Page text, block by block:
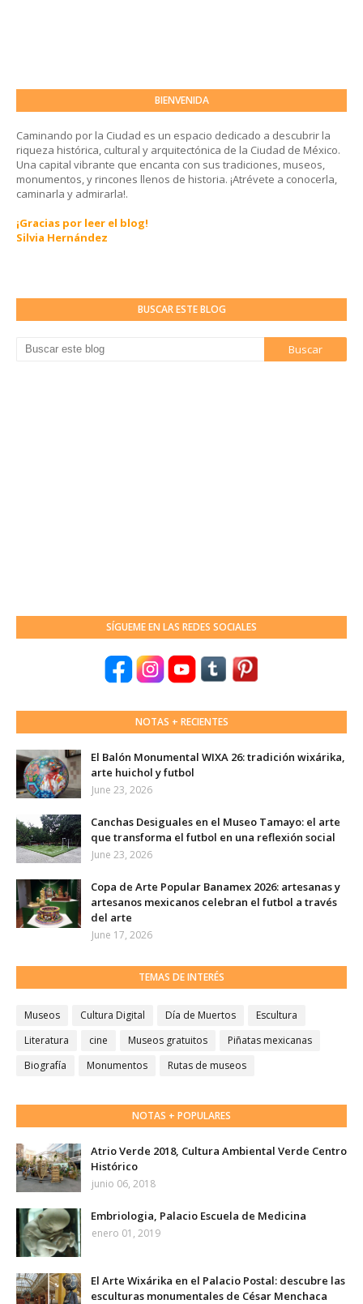
BIENVENIDA
Caminando por la Ciudad es un espacio dedicado a descubrir la
riqueza histórica, cultural y arquitectónica de la Ciudad de México.
Una capital vibrante que encanta con sus tradiciones, museos,
monumentos, y rincones llenos de historia. ¡Atrévete a conocerla,
caminarla y admirarla!.
¡Gracias por leer el blog!
Silvia Hernández
BUSCAR ESTE BLOG
SÍGUEME EN LAS REDES SOCIALES
NOTAS + RECIENTES
El Balón Monumental WIXA 26: tradición wixárika,
arte huichol y futbol
June 23, 2026
Canchas Desiguales en el Museo Tamayo: el arte
que transforma el futbol en una reflexión social
June 23, 2026
Copa de Arte Popular Banamex 2026: artesanas y
artesanos mexicanos celebran el futbol a través
del arte
June 17, 2026
TEMAS DE INTERÉS
Museos Cultura Digital Día de Muertos
Escultura
Literatura
cine Museos gratuitos
Piñatas mexicanas
Biografía
Monumentos Rutas de museos
NOTAS + POPULARES
Atrio Verde 2018, Cultura Ambiental Verde Centro
Histórico
junio 06, 2018
Embriologia, Palacio Escuela de Medicina
enero 01, 2019
El Arte Wixárika en el Palacio Postal: descubre las
esculturas monumentales de César Menchaca